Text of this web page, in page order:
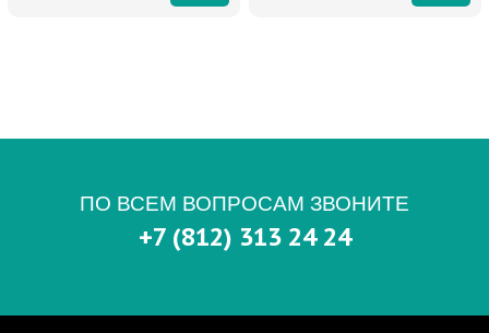
ПО ВСЕМ ВОПРОСАМ ЗВОНИТЕ
+7 (812) 313 24 24